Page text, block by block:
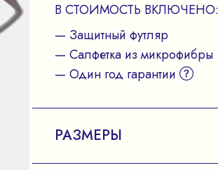
В СТОИМОСТЬ ВКЛЮЧЕНО:
— Защитный футляр
— Салфетка из микрофибры
— Один год гарантии
РАЗМЕРЫ